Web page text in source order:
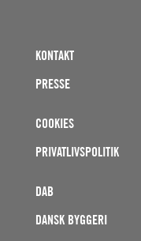
KONTAKT
PRESSE
COOKIES
PRIVATLIVSPOLITIK
DAB
DANSK BYGGERI